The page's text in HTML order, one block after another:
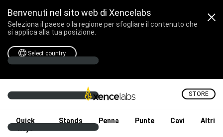
Benvenuti nel sito web di Xencelabs
Seleziona il paese o la regione per sfogliare il contenuto che
si applica alla tua posizione.
Select country
STORE
Tavoletta e Pen Display
Quick
Stands Penna Punte Cavi Altri